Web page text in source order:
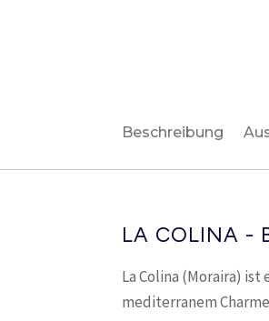
Beschreibung
LA COLINA -
La Colina (Moraira)
mediterranem